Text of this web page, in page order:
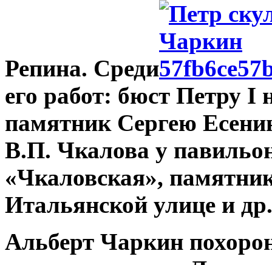
Репина. Среди
его работ: бюст Петру I
памятник Сергею
В.П. Чкалова у
«Чкаловская»,
Итальянской улице и др.
Альберт Чаркин